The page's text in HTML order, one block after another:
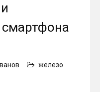
смартфона
железо